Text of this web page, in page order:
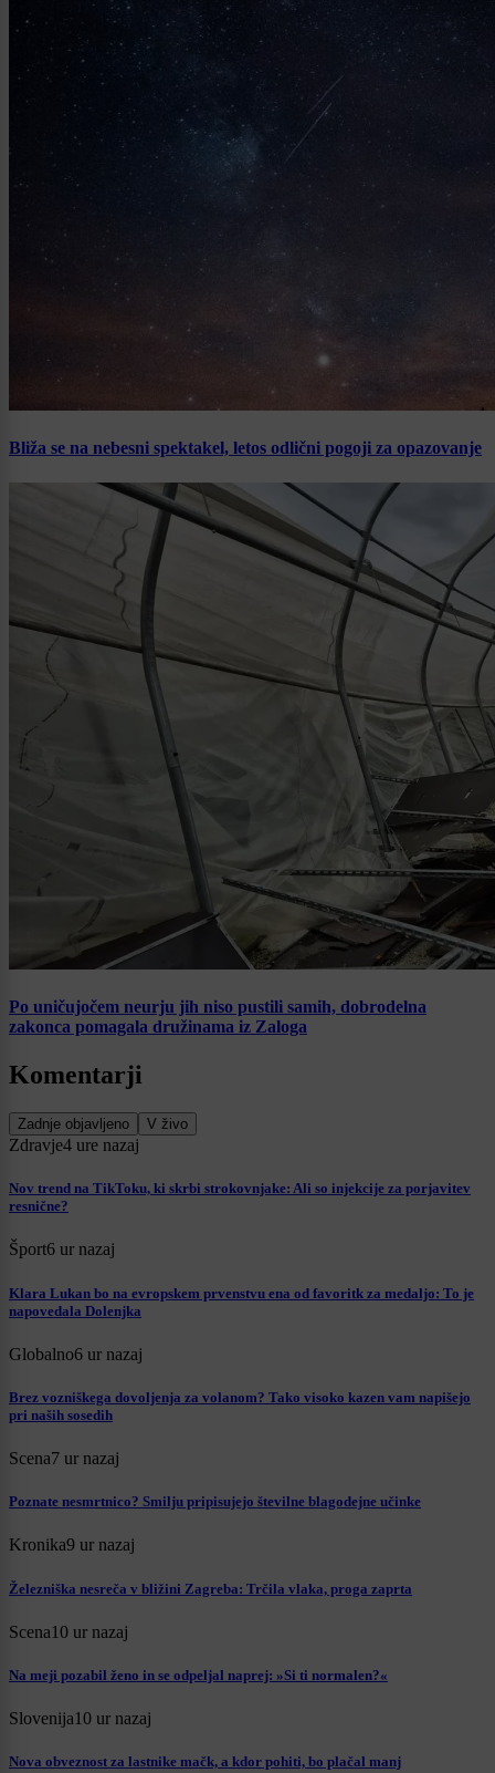
Bliža se na nebesni spektakel, letos odlični pogoji za opazovanje
Po uničujočem neurju jih niso pustili samih, dobrodelna
zakonca pomagala družinama iz Zaloga
Komentarji
Zadnje objavljeno V živo
Zdravje4 ure nazaj
Nov trend na TikToku, ki skrbi strokovnjake: Ali so injekcije za porjavitev
resnične?
Šport6 ur nazaj
Klara Lukan bo na evropskem prvenstvu ena od favoritk za medaljo: To je
napovedala Dolenjka
Globalno6 ur nazaj
Brez vozniškega dovoljenja za volanom? Tako visoko kazen vam napišejo
pri naših sosedih
Scena7 ur nazaj
Poznate nesmrtnico? Smilju pripisujejo številne blagodejne učinke
Kronika9 ur nazaj
Železniška nesreča v bližini Zagreba: Trčila vlaka, proga zaprta
Scena10 ur nazaj
Na meji pozabil ženo in se odpeljal naprej: »Si ti normalen?«
Slovenija10 ur nazaj
Nova obveznost za lastnike mačk, a kdor pohiti, bo plačal manj